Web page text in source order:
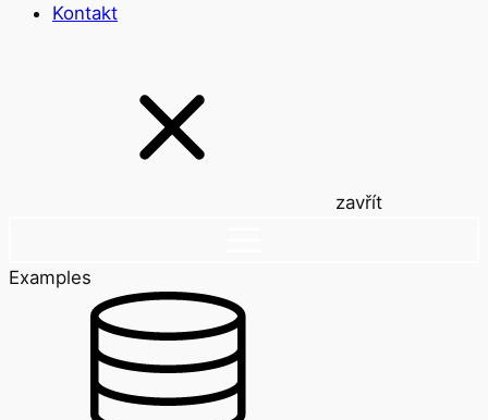
Kontakt
zavřít
Examples